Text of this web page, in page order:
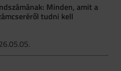
Minden, amit a
tudni kell